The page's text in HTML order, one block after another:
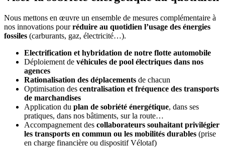
Nous mettons en œuvre un ensemble de mesures complémentaire à
nos innovations pourréduire au quotidien l’usage des énergies
fossiles (carburants, gaz, électricité…).
Electrification et hybridation de notre flotte automobile
Déploiement de véhicules de pool électriques dans nos
agences
Rationalisation des déplacements de chacun
Optimisation des centralisation et fréquence des transports
de marchandises
Application du plan de sobriété énergétique, dans ses
pratiques, dans nos bâtiments, sur la route…
Accompagnement des collaborateurs souhaitant privilégier
les transports en commun ou les mobilités durables (prise
en charge financière ou dispositif Vélotaf)